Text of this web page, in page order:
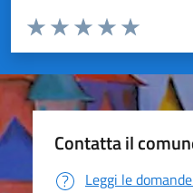
Valuta da 1 a 5 stelle la pagina
Valuta 5
Valuta 4 stelle
Valuta 3 stelle su 5
Valuta 2 stelle su 5
Valuta 1 stelle su 5
Contatta il
Leggi le